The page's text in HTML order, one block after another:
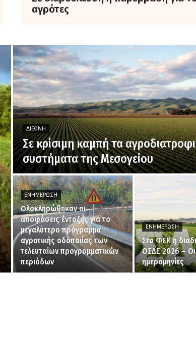
αγρότες
ΔΙΕΘΝΉ
Σε κρίσιμη καμπή τα
συστήματα της Μεσογείου
ΕΝΗΜΈΡΩΣΗ
Ολοκληρώθηκαν οι
αποφάσεις ένταξης για το
μεγαλύτερο πρόγραμμα
αγροτικής οδοποιίας των
τελευταίων προγραμματικών
περιόδων
ΕΝΗΜΈΡΩΣΗ
Στο ΦΕΚ η
ΟΣΔΕ 2026 – Οι
ημερομηνίες